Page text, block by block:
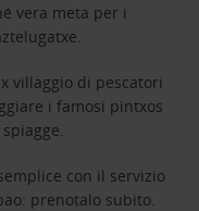
vera meta per i
villaggio di pescatori
i famosi pintxos
con il servizio
prenotalo subito.